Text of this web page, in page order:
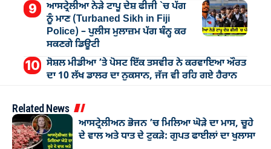
ਆਸਟ੍ਰੇਲੀਆ ਨੇੜੇ ਟਾਪੂ ਦੇਸ਼ ਫੀਜੀ `ਚ ਪੱਗ
ਨੂੰ ਮਾਣ (Turbaned Sikh in Fiji
Police) – ਪੁਲੀਸ ਮੁਲਾਜ਼ਮ ਪੱਗ ਬੰਨ੍ਹ ਕਰ
ਸਕਣਗੇ ਡਿਊਟੀ
ਸੋਸ਼ਲ ਮੀਡੀਆ ’ਤੇ ਪੋਸਟ ਇੱਕ ਤਸਵੀਰ ਨੇ ਕਰਵਾਇਆ ਔਰਤ
ਦਾ 10 ਲੱਖ ਡਾਲਰ ਦਾ ਨੁਕਸਾਨ, ਜੱਜ ਵੀ ਰਹਿ ਗਏ ਹੈਰਾਨ
Related News
ਆਸਟ੍ਰੇਲੀਅਨ ਭੋਜਨ ’ਚ ਮਿਲਿਆ ਘੋੜੇ ਦਾ ਮਾਸ, ਚੂਹੇ
ਦੇ ਵਾਲ ਅਤੇ ਧਾਤ ਦੇ ਟੁਕੜੇ: ਗੁਪਤ ਫਾਈਲਾਂ ਦਾ ਖੁਲਾਸਾ